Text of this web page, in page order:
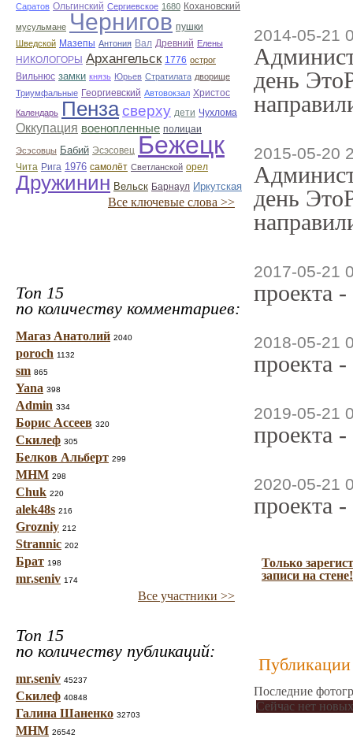
Саратов Ольгинский Сергиевское 1680 Кохановский
мусульмане Чернигов пушки
Шведской Мазепы Антония Вал Древний Елены
НИКОЛОГОРЫ Архангельск 1776 острог
Вильнюс замки князь Юрьев Стратилата дворище
Триумфальные Георгиевский Автовокзал Христос
Календарь Пензасверху дети Чухлома
Оккупация военопленные полицаи
Эсэсовцы Бабий Эсэсовец Бежецк
Чита Рига 1976 самолёт Светланской орел
Дружинин Вельск Барнаул Иркутская
Все ключевые слова >>
Топ 15
по количеству комментариев:
Магаз Анатолий 2040
poroch 1132
sm 865
Yana 398
Admin 334
Борис Ассеев 320
Скилеф 305
Белков Альберт 299
МНМ 298
Chuk 220
alek48s 216
Grozniy 212
Strannic 202
Брат 198
mr.seniv 174
Все участники >>
Топ 15
по количеству публикаций:
mr.seniv 45237
Скилеф 40848
Галина Шаненко 32703
МНМ 26542
2014-05-21
день
2015-05-20
день
2017-05-21
проекта
2018-05-21
проекта
2019-05-21
проекта
2020-05-21
проекта
Только
записи на стене!
Публикации
Последние
Сейчас нет